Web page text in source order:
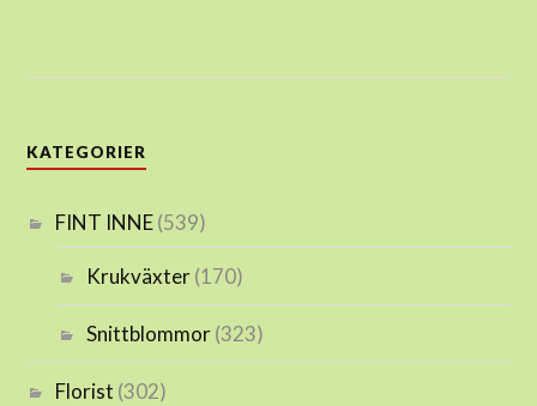
KATEGORIER
FINT INNE(539)
Krukväxter(170)
Snittblommor(323)
Florist (302)